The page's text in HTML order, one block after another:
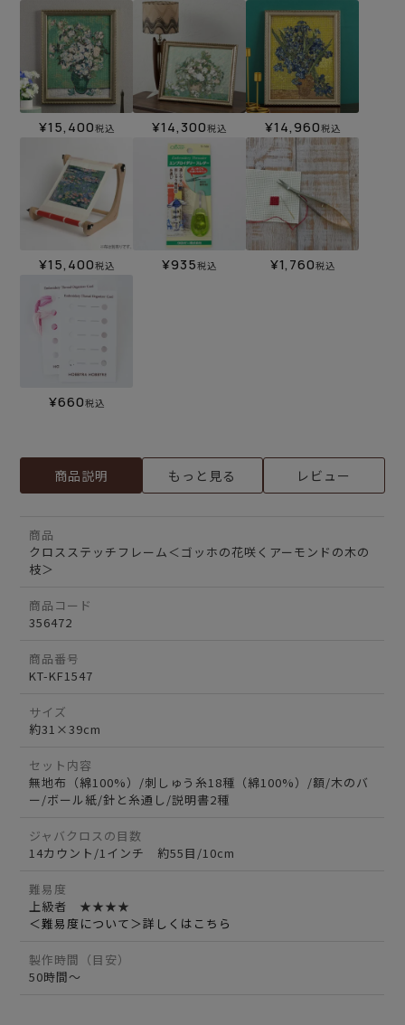
¥15,400税込 ¥14,300税込 ¥14,960税込
¥15,400税込 ¥935税込 ¥1,760税込
¥660税込
商品説明 もっと見る レビュー
商品
クロスステッチフレーム＜ゴッホの花咲くアーモンドの木の
枝＞
商品コード
356472
商品番号
KT-KF1547
サイズ
約31×39cm
セット内容
無地布（綿100%）/刺しゅう糸18種（綿100%）/額/木のバ
ー/ボール紙/針と糸通し/説明書2種
ジャバクロスの目数
14カウント/1インチ 約55目/10cm
難易度
上級者 ★★★★
＜難易度について＞詳しくはこちら
製作時間（目安）
50時間～